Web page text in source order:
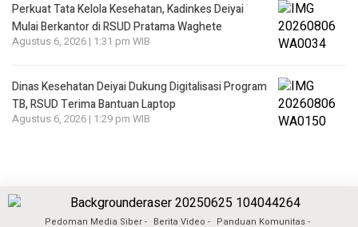
Perkuat Tata Kelola Kesehatan, Kadinkes Deiyai
Mulai Berkantor di RSUD Pratama Waghete
Agustus 6, 2026 | 1:31 pm WIB
Dinas Kesehatan Deiyai Dukung Digitalisasi Program
TB, RSUD Terima Bantuan Laptop
Agustus 6, 2026 | 1:29 pm WIB
Pedoman Media Siber Berita Video Panduan Komunitas